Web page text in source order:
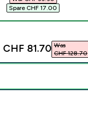
Spare CHF 17.00‎
CHF 81.70‎ Was
CHF 128.70‎